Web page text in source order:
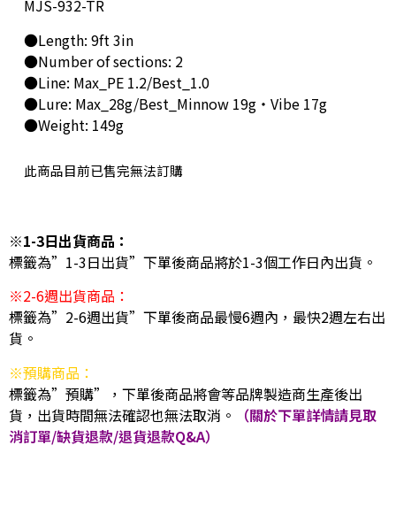
MJS-932-TR
●Length: 9ft 3in
●Number of sections: 2
●Line: Max_PE 1.2/Best_1.0
●Lure: Max_28g/Best_Minnow 19g・Vibe 17g
●Weight: 149g
此商品目前已售完無法訂購
※1-3日出貨商品：
標籤為”1-3日出貨”下單後商品將於1-3個工作日內出貨。
※2-6週出貨商品：
標籤為”2-6週出貨”下單後商品最慢6週內，最快2週左右出
貨。
※預購商品：
標籤為”預購”，下單後商品將會等品牌製造商生產後出
貨，出貨時間無法確認也無法取消。
（關於下單詳情請見取
消訂單/缺貨退款/退貨退款Q&A）